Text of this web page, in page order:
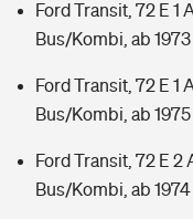
Ford Transit, 72 E 1
Bus/Kombi, ab 1973
Ford Transit, 72 E 1
Bus/Kombi, ab 1975
Ford Transit, 72 E 2
Bus/Kombi, ab 1974